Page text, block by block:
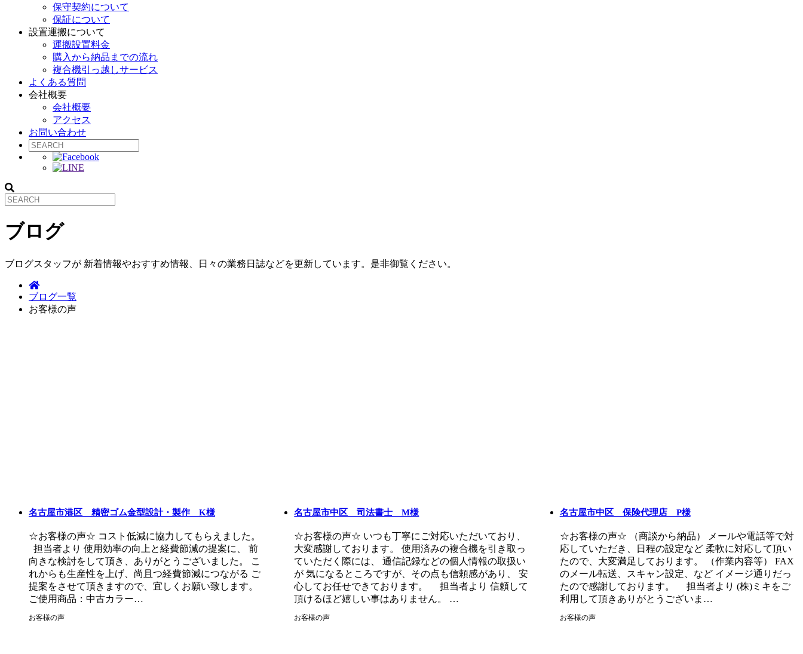
保守契約について
保証について
設置運搬について
運搬設置料金
購入から納品までの流れ
複合機引っ越しサービス
よくある質問
会社概要
会社概要
アクセス
お問い合わせ
ブログ
ブログスタッフが 新着情報やおすすめ情報、日々の業務日誌などを更新しています。是非御覧ください。
ブログ一覧
お客様の声
名古屋市港区 精密ゴム金型設計・製作 K様
☆お客様の声☆ コスト低減に協力してもらえました。
担当者より 使用効率の向上と経費節減の提案に、 前
向きな検討をして頂き、ありがとうございました。 こ
れからも生産性を上げ、尚且つ経費節減につながる ご
提案をさせて頂きますので、宜しくお願い致します。
ご使用商品：中古カラー…
お客様の声
名古屋市中区 司法書士 M様
☆お客様の声☆ いつも丁寧にご対応いただいており、
大変感謝しております。 使用済みの複合機を引き取っ
ていただく際には、 通信記録などの個人情報の取扱い
が 気になるところですが、その点も信頼感があり、 安
心してお任せできております。 担当者より 信頼して
頂けるほど嬉しい事はありません。 …
お客様の声
名古屋市中区 保険代理店 P様
☆お客様の声☆ （商談から納品） メールや電話等で対
応していただき、日程の設定など 柔軟に対応して頂い
たので、大変満足しております。 （作業内容等） FAX
のメール転送、スキャン設定、など イメージ通りだっ
たので感謝しております。 担当者より (株)ミキをご
利用して頂きありがとうございま…
お客様の声